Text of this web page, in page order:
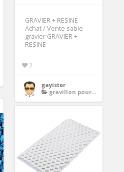
GRAVIER + RESINE
Achat / Vente sable
gravier GRAVIER +
RESINE
2
gayister
gravillon pour allee